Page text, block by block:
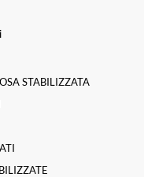
STABILIZZATA